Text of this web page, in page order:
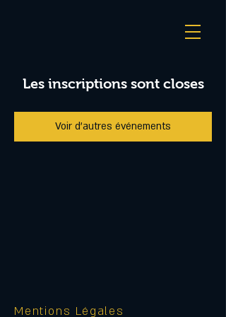
Les inscriptions sont closes
Voir d'autres événements
Mentions Légales